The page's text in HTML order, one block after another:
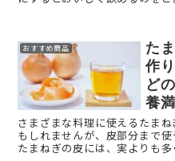
おすすめ商品
た
作
ど
養
さまざまな料理に使えるたま
もしれませんが、皮部分まで使
たまねぎの皮には、実よりも